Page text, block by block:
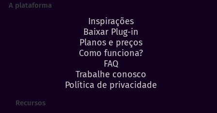
A plataforma
Inspirações
Baixar Plug-in
Planos e preços
Como funciona?
FAQ
Trabalhe conosco
Política de privacidade
Recursos